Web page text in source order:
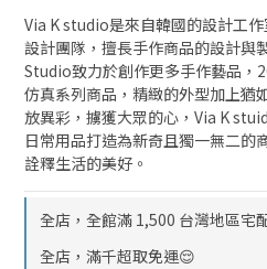
Via K studio是來自韓國的設計工
設計團隊，擅長手作商品的設計與
Studio致力於創作更多手作藝品，
仿真系列商品，精緻的外型加上猶
放異彩，擄獲大眾的心，Via K
日常用品打造為新奇且獨一無二的
詮釋生活的美好。
全店，全館滿 1,500 台灣地區宅
全店，滿千超取免運😌